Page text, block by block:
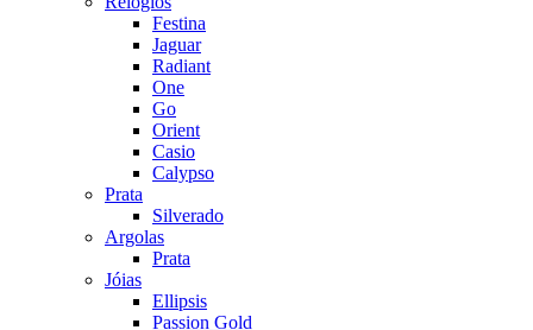
Festina
Jaguar
Radiant
One
Go
Orient
Casio
Calypso
Prata
Silverado
Argolas
Prata
Jóias
Ellipsis
Passion Gold